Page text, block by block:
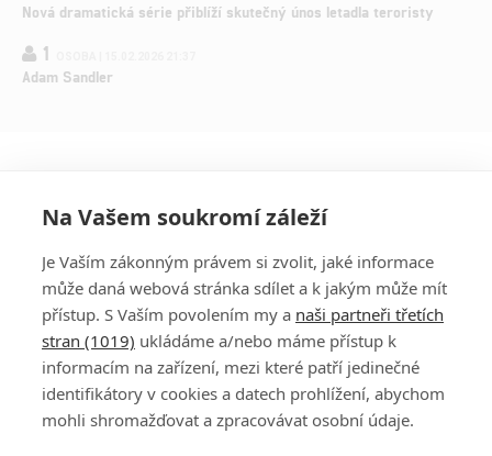
Nová dramatická série přiblíží skutečný únos letadla teroristy
1
Adam Sandler
PŘIHLÁSIT
REGISTROVAT
DISKUZE
Na Vašem soukromí záleží
Je Vaším zákonným právem si zvolit, jaké informace
může daná webová stránka sdílet a k jakým může mít
přístup. S Vaším povolením my a naši partneři třetích
stran (1019) ukládáme a/nebo máme přístup k
informacím na zařízení, mezi které patří jedinečné
identifikátory v cookies a datech prohlížení, abychom
mohli shromažďovat a zpracovávat osobní údaje.